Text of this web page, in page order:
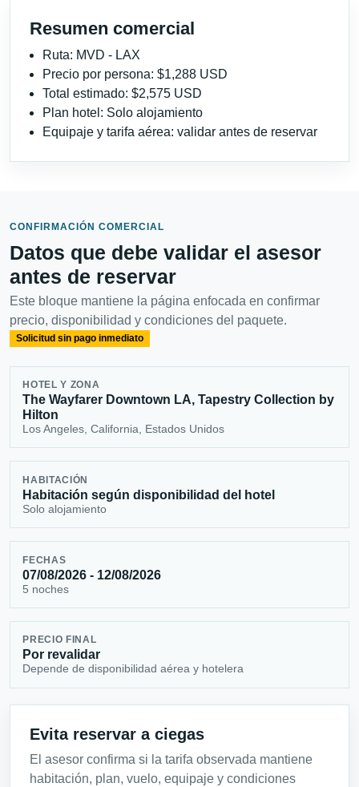
Resumen comercial
Ruta: MVD - LAX
Precio por persona: $1,288 USD
Total estimado: $2,575 USD
Plan hotel: Solo alojamiento
Equipaje y tarifa aérea: validar antes de reservar
CONFIRMACIÓN COMERCIAL
Datos que debe validar el asesor
antes de reservar
Este bloque mantiene la página enfocada en confirmar
precio, disponibilidad y condiciones del paquete.
Solicitud sin pago inmediato
HOTEL Y ZONA
The Wayfarer Downtown LA, Tapestry Collection by
Hilton
Los Angeles, California, Estados Unidos
HABITACIÓN
Habitación según disponibilidad del hotel
Solo alojamiento
FECHAS
07/08/2026 - 12/08/2026
5 noches
PRECIO FINAL
Por revalidar
Depende de disponibilidad aérea y hotelera
Evita reservar a ciegas
El asesor confirma si la tarifa observada mantiene
habitación, plan, vuelo, equipaje y condiciones